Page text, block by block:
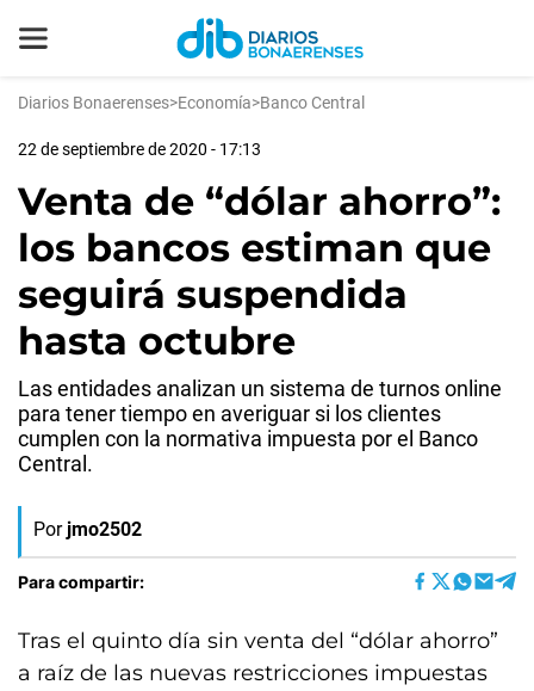
Diarios Bonaerenses>Economía>Banco Central
22 de septiembre de 2020 - 17:13
Venta de “dólar ahorro”:
los bancos estiman que
seguirá suspendida
hasta octubre
Las entidades analizan un sistema de turnos online
para tener tiempo en averiguar si los clientes
cumplen con la normativa impuesta por el Banco
Central.
Por jmo2502
Para compartir:
Tras el quinto día sin venta del “dólar ahorro”
a raíz de las nuevas restricciones impuestas